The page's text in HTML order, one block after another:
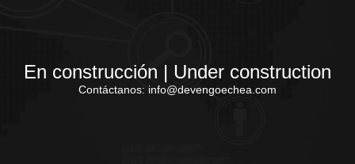
En construcción | Under construction
Contáctanos: info@devengoechea.com